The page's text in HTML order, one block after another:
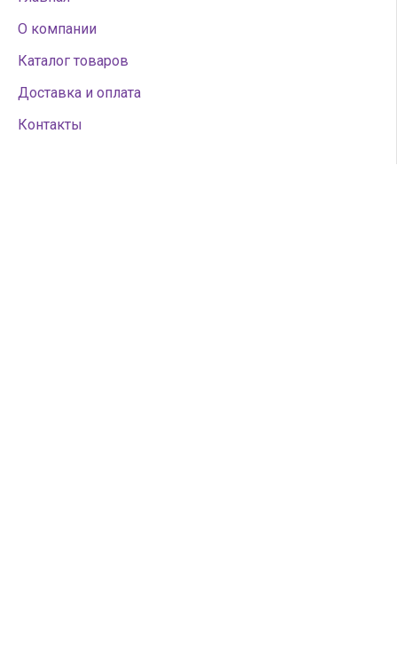
О компании
Каталог товаров
Доставка и оплата
Контакты